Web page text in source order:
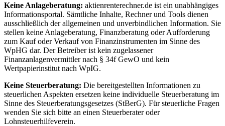
Keine Anlageberatung: aktienrenterechner.de ist ein unabhängiges
Informationsportal. Sämtliche Inhalte, Rechner und Tools dienen
ausschließlich der allgemeinen und unverbindlichen Information. Sie
stellen keine Anlageberatung, Finanzberatung oder Aufforderung
zum Kauf oder Verkauf von Finanzinstrumenten im Sinne des
WpHG dar. Der Betreiber ist kein zugelassener
Finanzanlagenvermittler nach § 34f GewO und kein
Wertpapierinstitut nach WpIG.
Keine Steuerberatung: Die bereitgestellten Informationen zu
steuerlichen Aspekten ersetzen keine individuelle Steuerberatung im
Sinne des Steuerberatungsgesetzes (StBerG). Für steuerliche Fragen
wenden Sie sich bitte an einen Steuerberater oder
Lohnsteuerhilfeverein.